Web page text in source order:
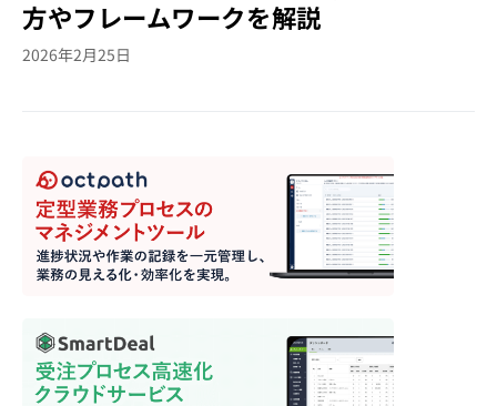
方やフレームワークを解説
2026年2月25日